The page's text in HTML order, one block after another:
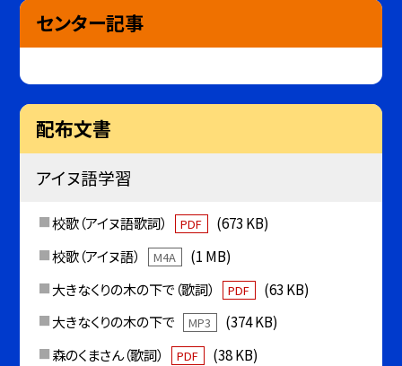
センター記事
配布文書
アイヌ語学習
校歌（アイヌ語歌詞） PDF
(673 KB)
校歌（アイヌ語）
M4A
(1 MB)
大きなくりの木の下で（歌詞）
PDF
(63 KB)
大きなくりの木の下で
MP3
(374 KB)
森のくまさん（歌詞）
PDF
(38 KB)